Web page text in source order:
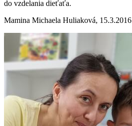
do vzdelania dieťaťa.
Mamina Michaela Huliaková, 15.3.2016